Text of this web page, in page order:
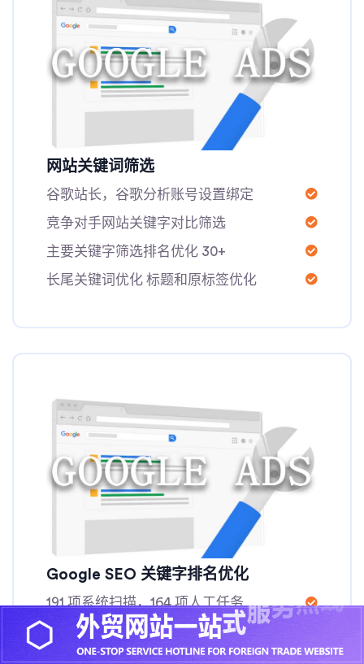
网站关键词筛选
谷歌站长，谷歌分析账号设置绑定
竞争对手网站关键字对比筛选
主要关键字筛选排名优化 30+
长尾关键词优化 标题和原标签优化
Google SEO 关键字排名优化
191 项系统扫描，164 项人工任务
内链优化 网站优质外链分发
Google 网站检查 SEO 友好的 URL